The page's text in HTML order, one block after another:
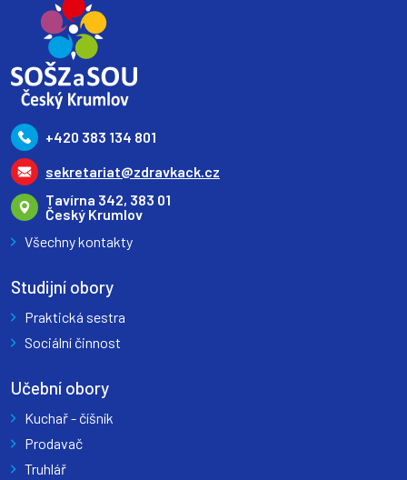
+420 383 134 801
sekretariat@zdravkack.cz
Tavírna 342, 383 01
Český Krumlov
Všechny kontakty
Studijní obory
Praktická sestra
Sociální činnost
Učební obory
Kuchař - číšník
Prodavač
Truhlář